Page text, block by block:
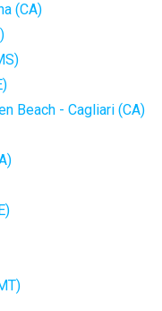
(CA)
Beach - Cagliari (CA)